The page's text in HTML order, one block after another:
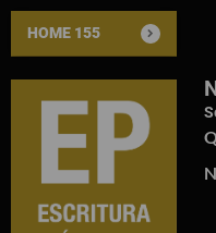
HOME 155